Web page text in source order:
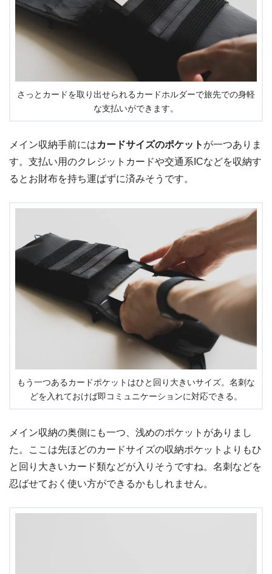
さっとカードを取り出せられるカードホルダーで旅先での身軽
な支払いができます。
メイン収納手前にはカードサイズのポケット が一つありま
す。支払い用のクレジットカードや交通系ICなどを収納す
るとお財布を持ち運ばずに済みそうです。
もう一つあるカードポケットはひと回り大きいサイズ。名刺な
どを入れておけば即コミュニケーションに対応できる。
メイン収納の奥側にも一つ、浅めのポケットがありまし
た。ここは先ほどのカードサイズの収納ポケットよりもひ
と回り大きいカード類などが入りそうですね。名刺などを
忍ばせておく使い方ができるかもしれません。